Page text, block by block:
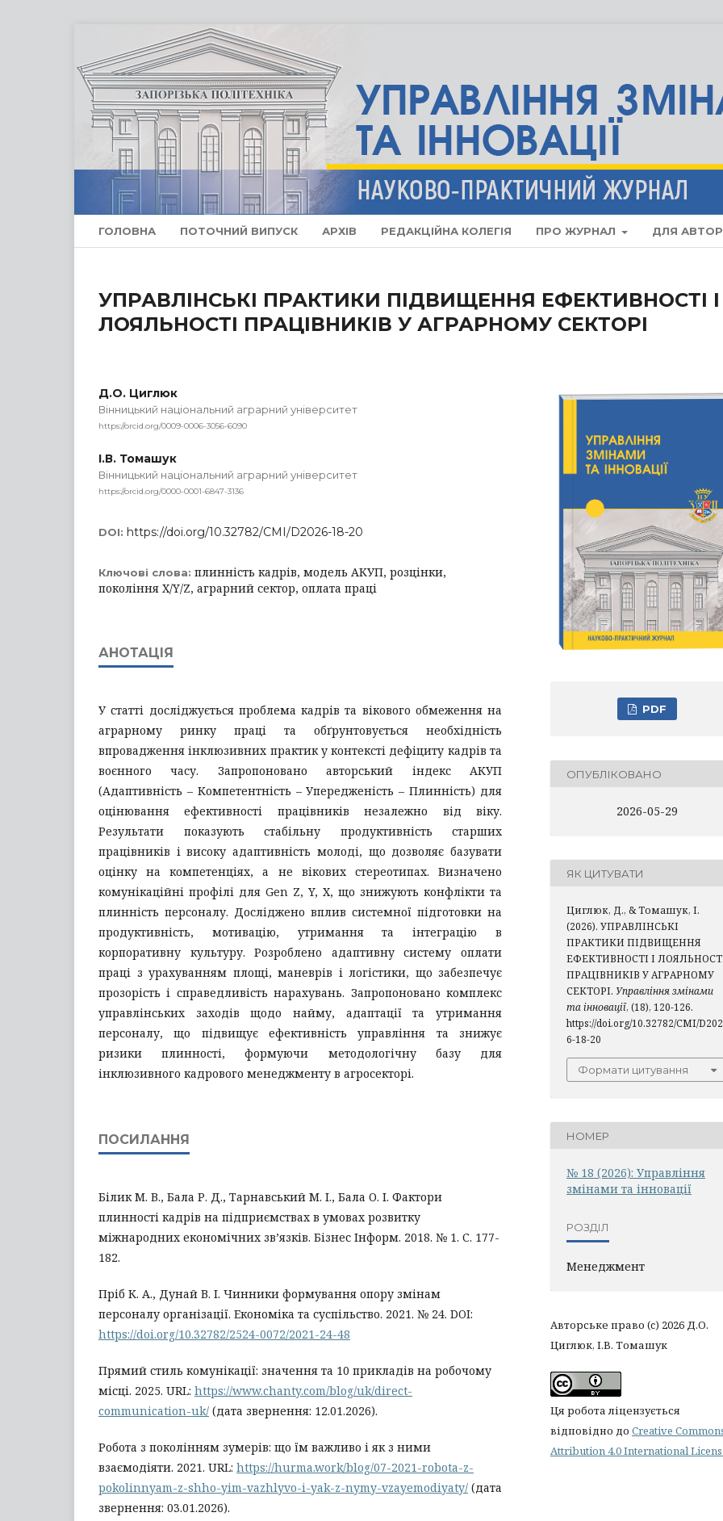
ГОЛОВНА ПОТОЧНИЙ ВИПУСК АРХІВ РЕДАКЦІЙНА КОЛЕГІЯ ПРО ЖУРНАЛ ДЛЯ
УПРАВЛІНСЬКІ ПРАКТИКИ ПІДВИЩЕННЯ ЕФЕКТИВНОСТІ І
ЛОЯЛЬНОСТІ ПРАЦІВНИКІВ У АГРАРНОМУ СЕКТОРІ
Д.О. Циглюк
Вінницький національний аграрний університет
https://orcid.org/0009-0006-3056-6090
І.В. Томашук
Вінницький національний аграрний університет
https://orcid.org/0000-0001-6847-3136
DOI: https://doi.org/10.32782/CMI/D2026-18-20
Ключові слова: плинність кадрів, модель АКУП, розцінки,
покоління X/Y/Z, аграрний сектор, оплата праці
АНОТАЦІЯ
У статті досліджується проблема кадрів та вікового обмеження на
аграрному ринку праці та обґрунтовується необхідність
впровадження інклюзивних практик у контексті дефіциту кадрів та
воєнного часу. Запропоновано авторський індекс АКУП
(Адаптивність – Компетентність – Упередженість – Плинність) для
оцінювання ефективності працівників незалежно від віку.
Результати показують стабільну продуктивність старших
працівників і високу адаптивність молоді, що дозволяє базувати
оцінку на компетенціях, а не вікових стереотипах. Визначено
комунікаційні профілі для Gen Z, Y, X, що знижують конфлікти та
плинність персоналу. Досліджено вплив системної підготовки на
продуктивність, мотивацію, утримання та інтеграцію в
корпоративну культуру. Розроблено адаптивну систему оплати
праці з урахуванням площі, маневрів і логістики, що забезпечує
прозорість і справедливість нарахувань. Запропоновано комплекс
управлінських заходів щодо найму, адаптації та утримання
персоналу, що підвищує ефективність управління та знижує
ризики плинності, формуючи методологічну базу для
інклюзивного кадрового менеджменту в агросекторі.
ПОСИЛАННЯ
Білик М. В., Бала Р. Д., Тарнавський М. І., Бала О. І. Фактори
плинності кадрів на підприємствах в умовах розвитку
міжнародних економічних зв’язків. Бізнес Інформ. 2018. № 1. С. 177-
182.
Пріб К. А., Дунай В. І. Чинники формування опору змінам
персоналу організації. Економіка та суспільство. 2021. № 24. DOI:
https://doi.org/10.32782/2524-0072/2021-24-48
Прямий стиль комунікації: значення та 10 прикладів на робочому
місці. 2025. URL: https://www.chanty.com/blog/uk/direct-
communication-uk/ (дата звернення: 12.01.2026).
Робота з поколінням зумерів: що їм важливо і як з ними
взаємодіяти. 2021. URL: https://hurma.work/blog/07-2021-robota-z-
pokolinnyam-z-shho-yim-vazhlyvo-i-yak-z-nymy-vzayemodiyaty/ (дата
звернення: 03.01.2026).
PDF
ОПУБЛІКОВАНО
2026-05-29
ЯК ЦИТУВАТИ
Циглюк, Д., & Томашук, І.
(2026). УПРАВЛІНСЬКІ
ПРАКТИКИ ПІДВИЩЕННЯ
ЕФЕКТИВНОСТІ І
ПРАЦІВНИКІВ У АГРАРНОМУ
СЕКТОРІ. Управління змінами
та інновації, (18), 120-126.
https://doi.org/10.32782/CMI/D202
6-18-20
Формати цитування
НОМЕР
№ 18 (2026): Управління
змінами та інновації
РОЗДІЛ
Менеджмент
Авторське право (c) 2026 Д.О.
Циглюк, І.В. Томашук
Ця робота ліцензується
відповідно до Creative
Attribution 4.0 International